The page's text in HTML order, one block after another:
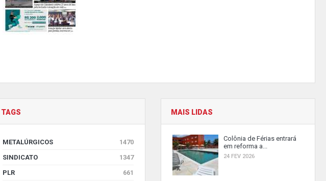
TAGS
METALÚRGICOS
1470
SINDICATO
1347
PLR
661
MAIS LIDAS
Colônia de Férias entrará
em reforma a...
24 FEV 2026